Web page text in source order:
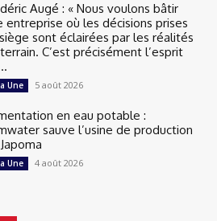
Augé : « Nous voulons bâtir
entreprise où les décisions prises
sont éclairées par les réalités
C’est précisément l’esprit
Une 5 août 2026
en eau potable :
sauve l’usine de production
Une 4 août 2026